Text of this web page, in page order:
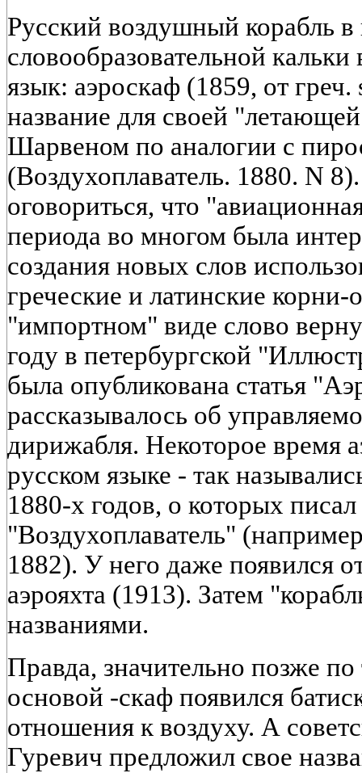
Русский воздушный корабль в
словообразовательной
язык: аэроскаф (1859, от
название для своей
Шарвеном по аналогии с
(Воздухоплаватель. 1880. N
оговориться, что
периода во многом была
создания новых слов
греческие и латинские
"импортном" виде слово
году в петербургской
была опубликована статья
рассказывалось об
дирижабля. Некоторое время
русском языке - так
1880-х годов, о которых
"Воздухоплаватель"
1882). У него даже появился
аэрояхта (1913). Затем
названиями.
Правда, значительно позже
основой -скаф появился
отношения к воздуху. А
Гуревич предложил свое